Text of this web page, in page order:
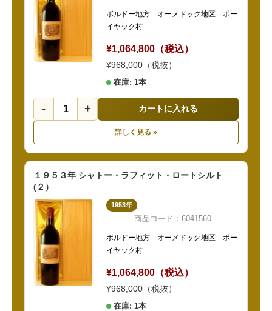
ボルドー地方 オーメドック地区 ポー
イヤック村
¥1,064,800（税込）
¥968,000（税抜）
在庫: 1本
- + カートに入れる
詳しく見る »
１９５３年 シャトー・ラフィット・ロートシルト
(２）
1953年
商品コード：6041560
ボルドー地方 オーメドック地区 ポー
イヤック村
¥1,064,800（税込）
¥968,000（税抜）
在庫: 1本